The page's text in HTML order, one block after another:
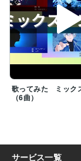
歌ってみた ミック
（6曲）